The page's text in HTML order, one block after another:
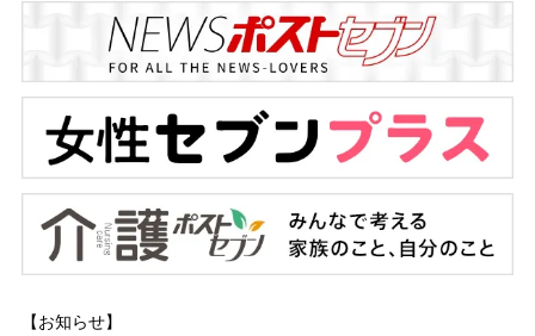
【お知らせ】